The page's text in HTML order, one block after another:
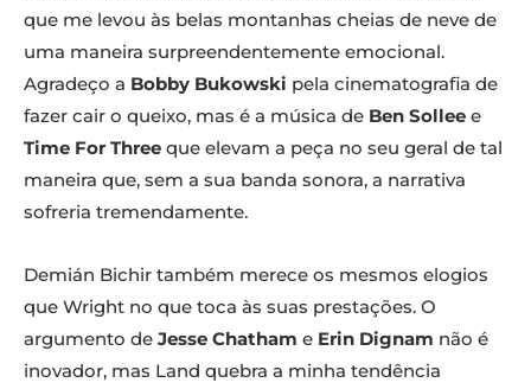
que me levou às belas montanhas cheias de neve de
uma maneira surpreendentemente emocional.
Agradeço a Bobby Bukowski pela cinematografia de
fazer cair o queixo, mas é a música de Ben Sollee e
Time For Three que elevam a peça no seu geral de tal
maneira que, sem a sua banda sonora, a narrativa
sofreria tremendamente.
Demián Bichir também merece os mesmos elogios
que Wright no que toca às suas prestações. O
argumento de Jesse Chatham e Erin Dignam não é
inovador, mas Land quebra a minha tendência